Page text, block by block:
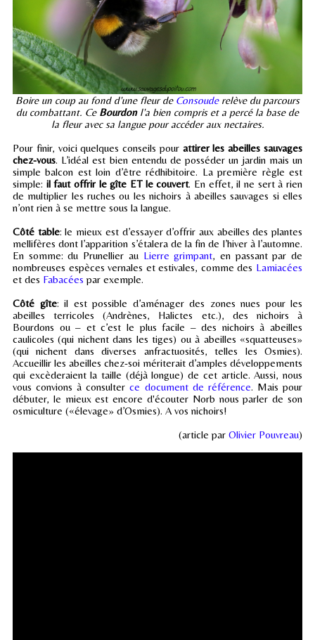
Boire un coup au fond d'une fleur de Consouderelève du parcours
du combattant. Ce Bourdonl'a bien compris et a percé la base de
la fleur avec sa langue pour accéder aux nectaires.
Pour finir, voici quelques conseils pour attirer les abeilles sauvages
chez-vous. L’idéal est bien entendu de posséder un jardin mais un
simple balcon est loin d’être rédhibitoire. La première règle est
simple: il faut offrir le gîte ET le couvert. En effet, il ne sert à rien
de multiplier les ruches ou les nichoirs à abeilles sauvages si elles
n’ont rien à se mettre sous la langue.
Côté table: le mieux est d’essayer d’offrir aux abeilles des plantes
mellifères dont l’apparition s’étalera de la fin de l’hiver à l’automne.
En somme: du Prunellier au Lierre grimpant, en passant par de
nombreuses espèces vernales et estivales, comme des Lamiacées
et des Fabacées par exemple.
Côté gîte: il est possible d’aménager des zones nues pour les
abeilles terricoles (Andrènes, Halictes etc.), des nichoirs à
Bourdons ou – et c’est le plus facile – des nichoirs à abeilles
caulicoles (qui nichent dans les tiges) ou à abeilles «squatteuses»
(qui nichent dans diverses anfractuosités, telles les Osmies).
Accueillir les abeilles chez-soi mériterait d’amples développements
qui excèderaient la taille (déjà longue) de cet article. Aussi, nous
vous convions à consulterce document de référence. Mais pour
débuter, le mieux est encore d'écouter Norb nous parler de son
osmiculture («élevage» d’Osmies). A vos nichoirs!
(article par Olivier Pouvreau)